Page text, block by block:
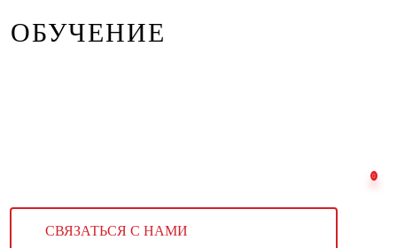
ОБУЧЕНИЕ
СВЯЗАТЬСЯ С НАМИ